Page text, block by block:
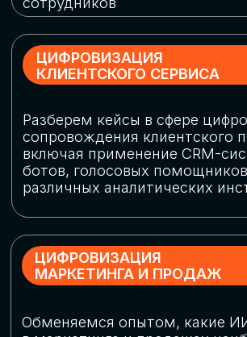
Оставьте заявку, мы направим вам
программу конференции
СКАЧАТЬ ПРОГРАММУ
СПИКЕРЫ
СТАТЬ СПИКЕРОМ
В конференции участвовали более 120 спикеров